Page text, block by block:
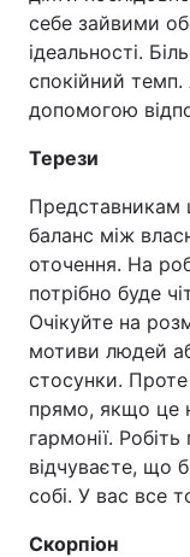
себе зайвими
ідеальності.
спокійний темп.
допомогою
Терези
Представникам
баланс між
оточення. На
потрібно буде
Очікуйте на
мотиви людей
стосунки.
прямо, якщо це
гармонії.
відчуваєте, що
собі. У вас все
Скорпіон